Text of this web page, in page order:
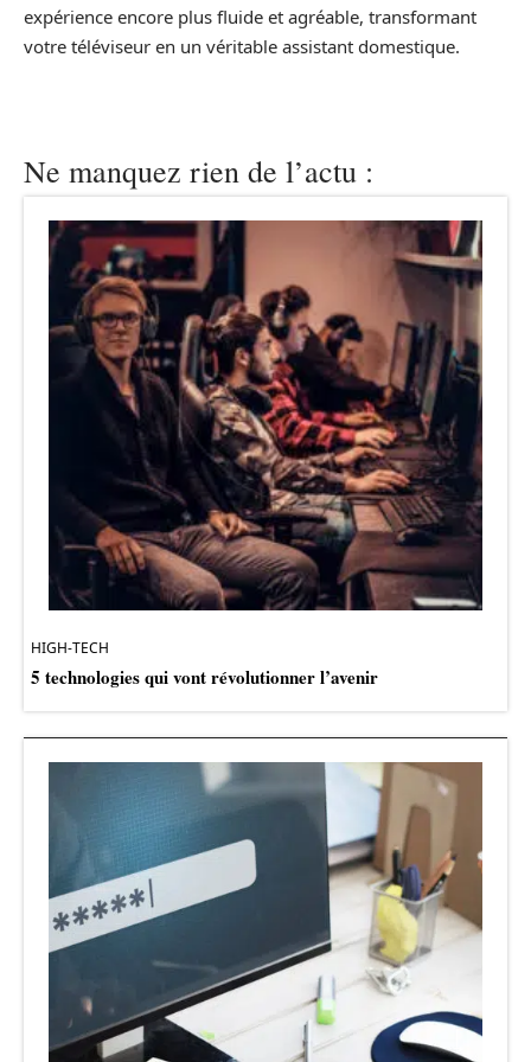
expérience encore plus fluide et agréable, transformant
votre téléviseur en un véritable assistant domestique.
Ne manquez rien de l’actu :
HIGH-TECH
5 technologies qui vont révolutionner l’avenir